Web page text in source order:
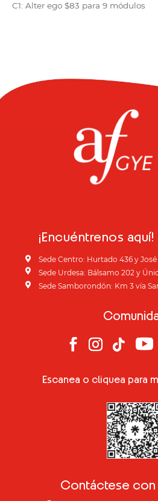
C1: Alter ego $83 para 9 módulos
¡Encuéntrenos aquí!
Sede Centro: Hurtado 436 y
Sede Urdesa: Bálsamo 202 y
Sede Samborondón: Km 3 vía



Escanea o cliquea para
Contáctese